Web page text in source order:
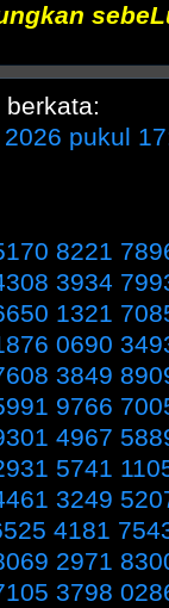
berkata:
pukul
8221
3934
1321
0690
3849
9766
4967
5741
3249
4181
2971
3798